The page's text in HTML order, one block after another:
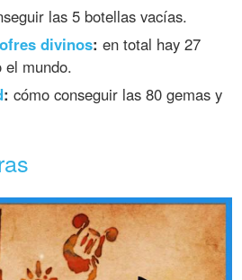
las 5 botellas vacías.
divinos: en total hay 27
el mundo.
: cómo conseguir las 80 gemas y